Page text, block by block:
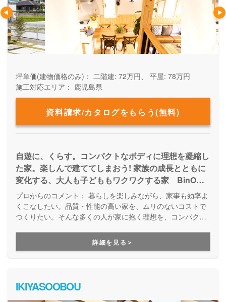
坪単価(建物価格のみ)： 二階建: 72万円、 平屋: 78万円
施工対応エリア： 鹿児島県
資料請求/カタログをもらう(無料)
自遊に、くらす。コンパクトなボディに理想を凝縮し
た家。楽しんで建ててしまおう! 家族の成長とともに
変化する、大人も子どももワクワクする家 BinOで
自遊なくらしを手に入れよう！ 限られたスペースで
もゆったりと心地よく暮らしたい。いつも家族とつな
がりながら、自分の趣味やひとりの時間も大切にした
しい。暮らしを楽しみながら、家事も効率よくこなし
たい。 暮らしやすさを叶えながら、遊びゴコロも忘
プロからのコメント： 暮らしを楽しみながら、家事も効率よ
くこなしたい。品質・性能の高い家を、ムリのないコストで
つくりたい。そんな多くの人が家に抱く理想を、コンパクト
フターサポートもしっかりしているので、住み始めてから先
の暮らしを末長く見守ってくれる住宅ブランドです。
詳細を見る＞
IKIYASOOBOU